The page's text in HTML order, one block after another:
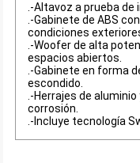
.-Altavoz a prueba de
.-Gabinete de ABS
condiciones
.-Woofer de alta
espacios abiertos.
.-Gabinete en forma
escondido.
.-Herrajes de
corrosión.
.-Incluye tecnología